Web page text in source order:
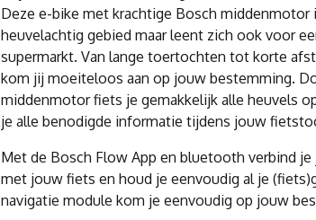
Deze e-bike met krachtige Bosch middenmotor
heuvelachtig gebied maar leent zich ook voor
supermarkt. Van lange toertochten tot korte
kom jij moeiteloos aan op jouw bestemming.
middenmotor fiets je gemakkelijk alle heuvels
je alle benodigde informatie tijdens jouw
Met de Bosch Flow App en bluetooth verbind
met jouw fiets en houd je eenvoudig al je
navigatie module kom je eenvoudig op jouw